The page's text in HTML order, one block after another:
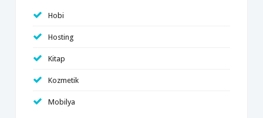
Hobi
Hosting
Kitap
Kozmetik
Mobilya